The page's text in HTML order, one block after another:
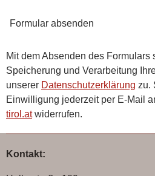
Formular absenden
Mit dem Absenden des Formulars
Speicherung und Verarbeitung
unserer Datenschutzerklärung zu.
Einwilligung jederzeit per E-Mail
tirol.atwiderrufen.
Kontakt: